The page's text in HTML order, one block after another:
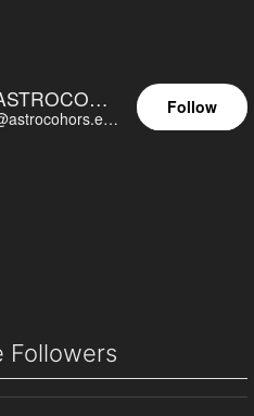
ASTROCOHORS EUNOIA ULTIMA
@astrocohors.eu@astrocohors.eu
Follow
Followers